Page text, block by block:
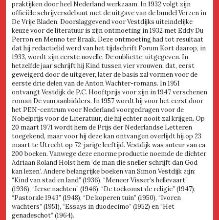
praktijken door heel Nederland werkzaam. In 1932 volgt zijn
officiële schrijversdebuut met de uitgave van de bundel Verzen in
De Vrije Bladen. Doorslaggevend voor Vestdijks uiteindelijke
keuze voor de literatuur is zijn ontmoeting in 1932 met Eddy Du
Perron en Menno ter Braak. Deze ontmoeting had tot resultaat
dat hij redactielid werd van het tijdschrift Forum Kort daarop, in
1933, wordt zijn eerste novelle, De oubliette, uitgegeven. In
hetzelfde jaar schrijft hij Kind tussen vier vrouwen, dat, eerst
geweigerd door de uitgever, later de basis zal vormen voor de
eerste drie delen van de Anton Wachter-romans. In 1951
ontvangt Vestdijk de P.C. Hooftprijs voor zijn in 1947 verschenen
roman De vuuraanbidders. In 1957 wordt hij voor het eerst door
het PEN-centrum voor Nederland voorgedragen voor de
Nobelprijs voor de Literatuur, die hij echter nooit zal krijgen. Op
20 maart 1971 wordt hem de Prijs der Nederlandse Letteren
toegekend, maar voor hij deze kan ontvangen overlijdt hij op 23
maart te Utrecht op 72-jarige leeftijd. Vestdijk was auteur van ca.
200 boeken. Vanwege deze enorme productie noemde de dichter
Adriaan Roland Holst hem ‘de man die sneller schrijft dan God
kan lezen’. Andere belangrijke boeken van Simon Vestdijk zijn:
“Kind van stad en land” (1936), “Meneer Visser’s hellevaart”
(1936), “Ierse nachten” (1946), “De toekomst de religie” (1947),
“Pastorale 1943” (1948), “De koperen tuin” (1950), “Ivoren
wachters” (1951), “Essays in duodecimo” (1952) en “Het
genadeschot” (1964).